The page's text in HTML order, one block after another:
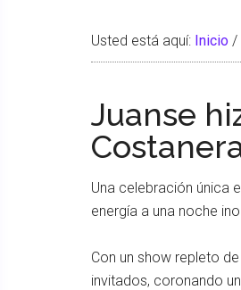
Usted está aquí: Inicio /
Juanse
Una celebración única
energía a una noche
Con un show repleto
invitados, coronando